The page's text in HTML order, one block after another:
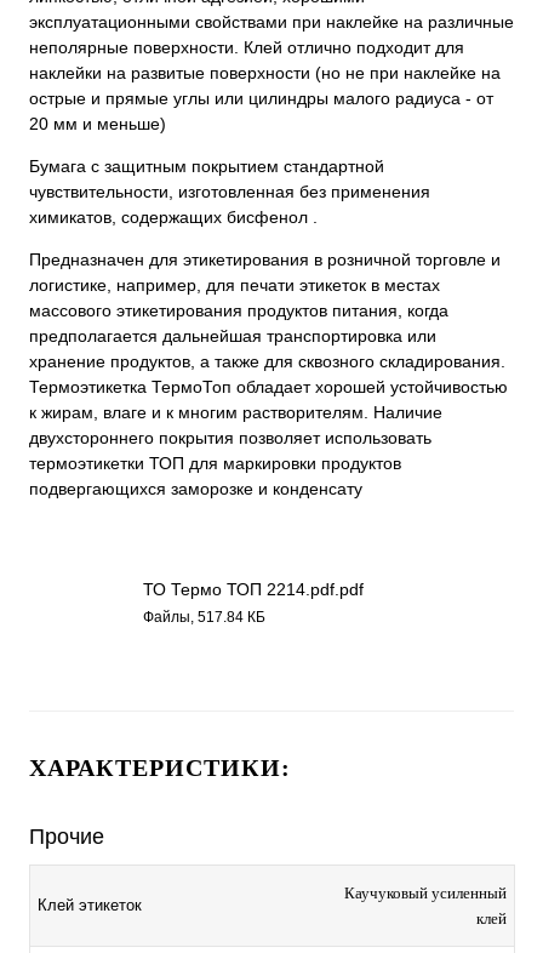
эксплуатационными свойствами при наклейке на различные
неполярные поверхности. Клей отлично подходит для
наклейки на развитые поверхности (но не при наклейке на
острые и прямые углы или цилиндры малого радиуса - от
20 мм и меньше)
Бумага с защитным покрытием стандартной
чувствительности, изготовленная без применения
химикатов, содержащих бисфенол .
Предназначен для этикетирования в розничной торговле и
логистике, например, для печати этикеток в местах
массового этикетирования продуктов питания, когда
предполагается дальнейшая транспортировка или
хранение продуктов, а также для сквозного складирования.
Термоэтикетка ТермоТоп обладает хорошей устойчивостью
к жирам, влаге и к многим растворителям. Наличие
двухстороннего покрытия позволяет использовать
термоэтикетки ТОП для маркировки продуктов
подвергающихся заморозке и конденсату
ТО Термо ТОП 2214.pdf.pdf
Файлы, 517.84 КБ
ХАРАКТЕРИСТИКИ:
Прочие
Клей этикеток
Каучуковый усиленный
клей